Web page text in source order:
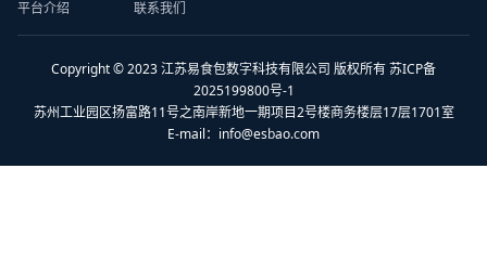
平台介绍 联系我们
Copyright © 2023 江苏易食包数字科技有限公司 版权所有 苏ICP备
2025199800号-1
苏州工业园区扬富路11号之南岸新地一期项目2号楼商务楼层17层1701室
E-mail： info@esbao.com